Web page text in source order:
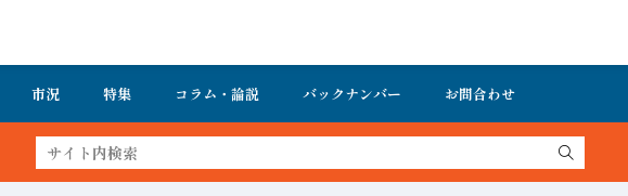
市況 特集 コラム・論説 バックナンバー お問合わせ